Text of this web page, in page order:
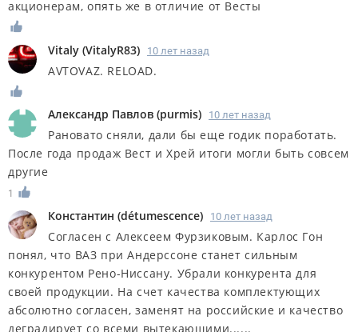
акционерам, опять же в отличие от Весты
Vitaly (VitalyR83) 10 лет назад
AVTOVAZ. RELOAD.
Александр Павлов (purmis) 10 лет назад
Рановато сняли, дали бы еще годик поработать.
После года продаж Вест и Хрей итоги могли быть совсем
другие
1
Константин (détumescence) 10 лет назад
Согласен с Алексеем Фурзиковым. Карлос Гон
понял, что ВАЗ при Андерссоне станет сильным
конкурентом Рено-Ниссану. Убрали конкурента для
своей продукции. На счет качества комплектующих
абсолютно согласен, заменят на российские и качество
деградирует со всеми вытекающими......